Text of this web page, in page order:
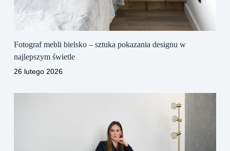
Fotograf mebli bielsko – sztuka pokazania designu w
najlepszym świetle
26 lutego 2026